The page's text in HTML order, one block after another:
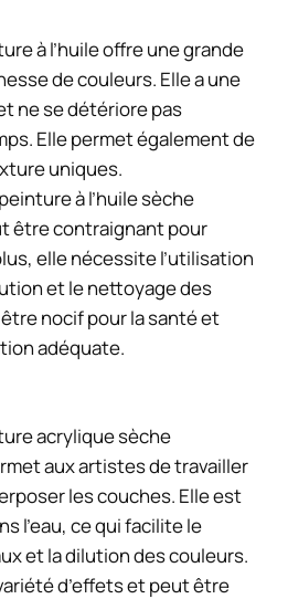
à l’huile offre une grande
de couleurs. Elle a une
ne se détériore pas
Elle permet également de
uniques.
à l’huile sèche
être contraignant pour
elle nécessite l’utilisation
et le nettoyage des
nocif pour la santé et
adéquate.
acrylique sèche
aux artistes de travailler
les couches. Elle est
l’eau, ce qui facilite le
et la dilution des couleurs.
d’effets et peut être